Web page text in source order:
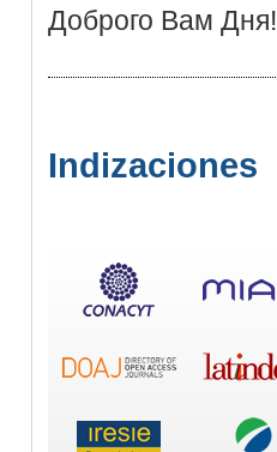
Доброго Вам Дня!
Indizaciones